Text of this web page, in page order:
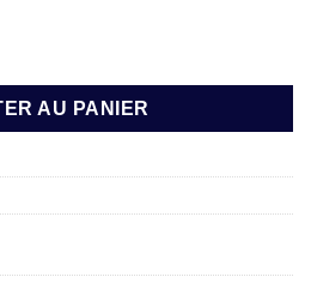
WAX VLISCO OBASSINJO
AU PANIER